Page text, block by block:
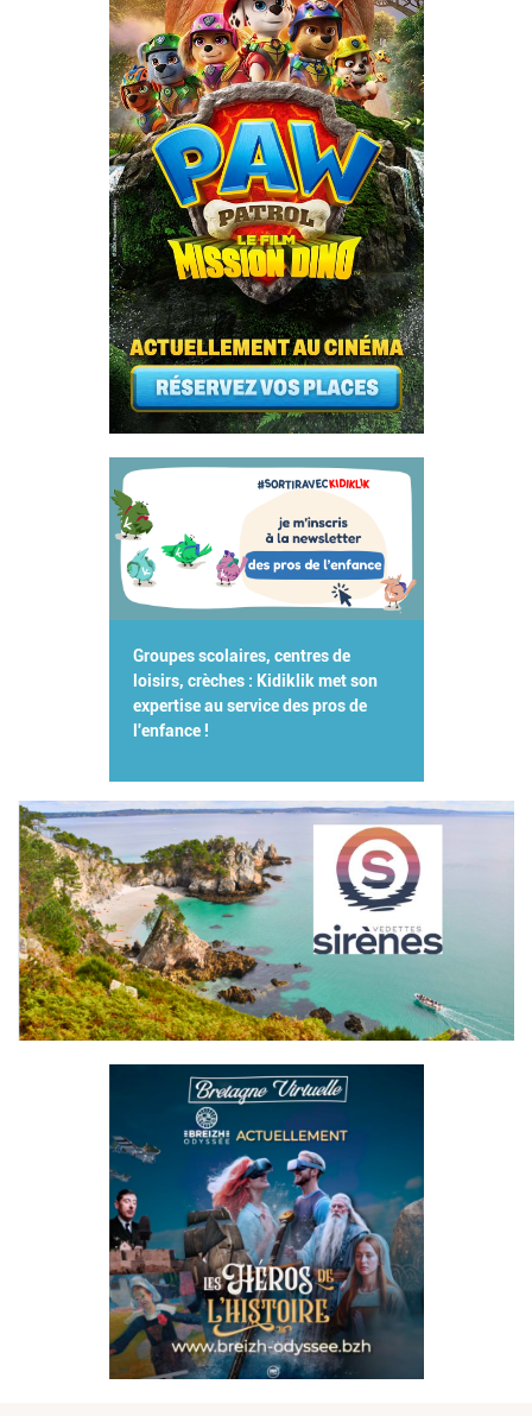
Groupes scolaires, centres de
loisirs, crèches : Kidiklik met son
expertise au service des pros de
l'enfance !